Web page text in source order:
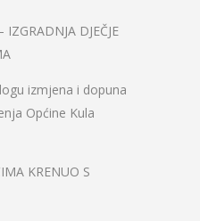
IZGRADNJA DJEČJE
izmjena i dopuna
Općine Kula
KRENUO S